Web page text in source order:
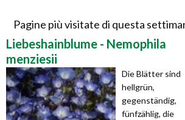
Pagine più visitate di questa
Liebeshainblume - Nemophila
menziesii
Die Blätter sind
hellgrün,
gegenständig,
fünfzählig, die